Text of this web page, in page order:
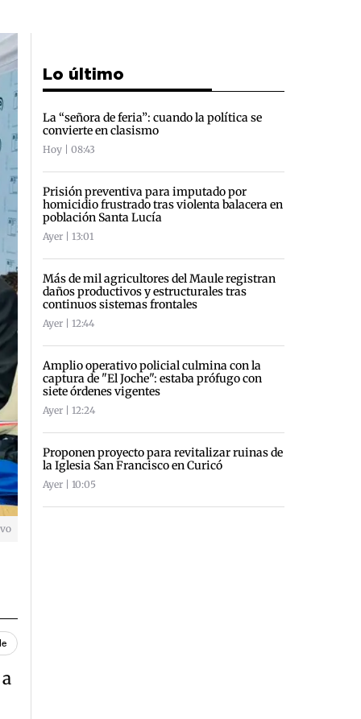
Lo último
La “señora de feria”: cuando la política se
convierte en clasismo
Hoy | 08:43
Prisión preventiva para imputado por
homicidio frustrado tras violenta balacera en
población Santa Lucía
Ayer | 13:01
Más de mil agricultores del Maule registran
daños productivos y estructurales tras
continuos sistemas frontales
Ayer | 12:44
Amplio operativo policial culmina con la
captura de "El Joche": estaba prófugo con
siete órdenes vigentes
Ayer | 12:24
Proponen proyecto para revitalizar ruinas de
la Iglesia San Francisco en Curicó
Ayer | 10:05